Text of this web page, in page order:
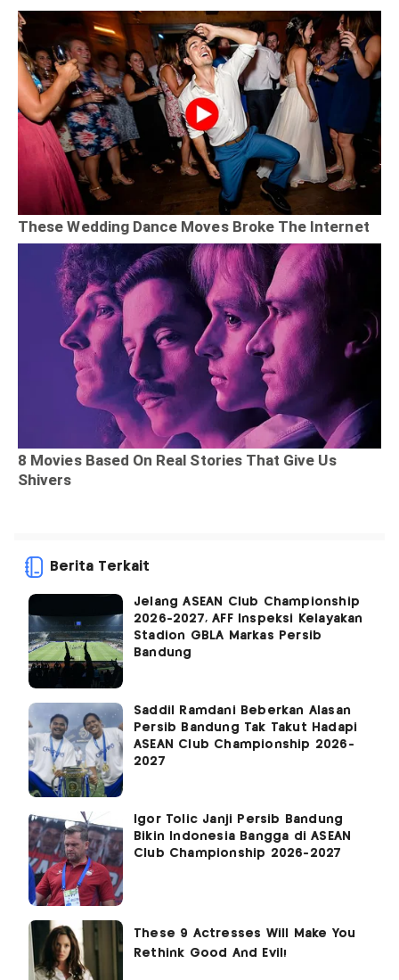
Berita Terkait
Jelang ASEAN Club Championship
2026-2027, AFF Inspeksi Kelayakan
Stadion GBLA Markas Persib
Bandung
Saddil Ramdani Beberkan Alasan
Persib Bandung Tak Takut Hadapi
ASEAN Club Championship 2026-
2027
Igor Tolic Janji Persib Bandung
Bikin Indonesia Bangga di ASEAN
Club Championship 2026-2027